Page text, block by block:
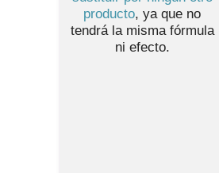
producto, ya que no
tendrá la misma fórmula
ni efecto.